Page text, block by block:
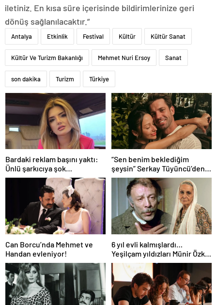
iletiniz. En kısa süre içerisinde bildirimlerinize geri
dönüş sağlanılacaktır.”
Antalya Etkinlik Festival Kültür Kültür Sanat
Kültür Ve Turizm Bakanlığı Mehmet Nuri Ersoy Sanat
son dakika Turizm Türkiye
Bardaki reklam başını yaktı:
Ünlü şarkıcıya şok
soruşturma! Haberim yoktu…
“Sen benim beklediğim
şeysin” Serkay Tüyüncü’den
Zeynep Bastık’a aşk dolu 1. yıl
kutlaması!
Can Borcu’nda Mehmet ve
Handan evleniyor!
6 yıl evli kalmışlardı…
Yeşilçam yıldızları Münir Özkul
ile Suna Selen’in kızları da
ünlü çıktı!